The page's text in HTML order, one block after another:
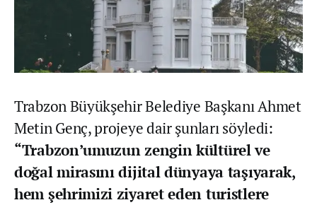
Trabzon Büyükşehir Belediye Başkanı Ahmet
Metin Genç, projeye dair şunları söyledi:
“Trabzon’umuzun zengin kültürel ve
doğal mirasını dijital dünyaya taşıyarak,
hem şehrimizi ziyaret eden turistlere